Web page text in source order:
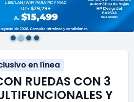
en línea
RUEDAS CON 3
Y